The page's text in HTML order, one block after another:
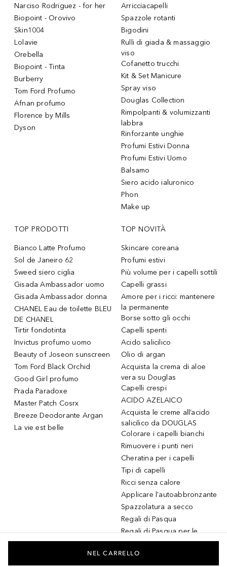
Narciso Rodriguez - for her
Biopoint - Orovivo
Skin1004
Lolavie
Orebella
Biopoint - Tinta
Burberry
Tom Ford Profumo
Afnan profumo
Florence by Mills
Dyson
Arricciacapelli
Spazzole rotanti
Bigodini
Rulli di giada & massaggio
viso
Cofanetto trucchi
Kit & Set Manicure
Spray viso
Douglas Collection
Rimpolpanti & volumizzanti
labbra
Rinforzante unghie
Profumi Estivi Donna
Profumi Estivi Uomo
Balsamo
Siero acido ialuronico
Phon
Make up
TOP PRODOTTI
Bianco Latte Profumo
Sol de Janeiro 62
Sweed siero ciglia
Gisada Ambassador uomo
Gisada Ambassador donna
CHANEL Eau de toilette BLEU
DE CHANEL
Tirtir fondotinta
Invictus profumo uomo
Beauty of Joseon sunscreen
Tom Ford Black Orchid
Good Girl profumo
Prada Paradoxe
Master Patch Cosrx
Breeze Deodorante Argan
La vie est belle
TOP NOVITÀ
Skincare coreana
Profumi estivi
Più volume per i capelli sottili
Capelli grassi
Amore per i ricci: mantenere
la permanente
Borse sotto gli occhi
Capelli spenti
Acido salicilico
Olio di argan
Acquista la crema di aloe
vera su Douglas
Capelli crespi
ACIDO AZELAICO
Acquista le creme all’acido
salicilico da DOUGLAS
Colorare i capelli bianchi
Rimuovere i punti neri
Cheratina per i capelli
Tipi di capelli
Ricci senza calore
Applicare l'autoabbronzante
Spazzolatura a secco
Regali di Pasqua
Regali di Pasqua per le
donne
Regali di Pasqua per gli
NEL CARRELLO